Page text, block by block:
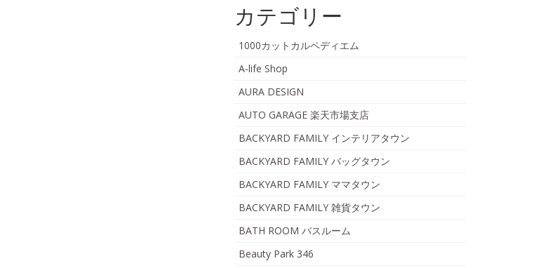
カテゴリー
1000カットカルペディエム
A-life Shop
AURA DESIGN
AUTO GARAGE 楽天市場支店
BACKYARD FAMILY インテリアタウン
BACKYARD FAMILY バッグタウン
BACKYARD FAMILY ママタウン
BACKYARD FAMILY 雑貨タウン
BATH ROOM バスルーム
Beauty Park 346